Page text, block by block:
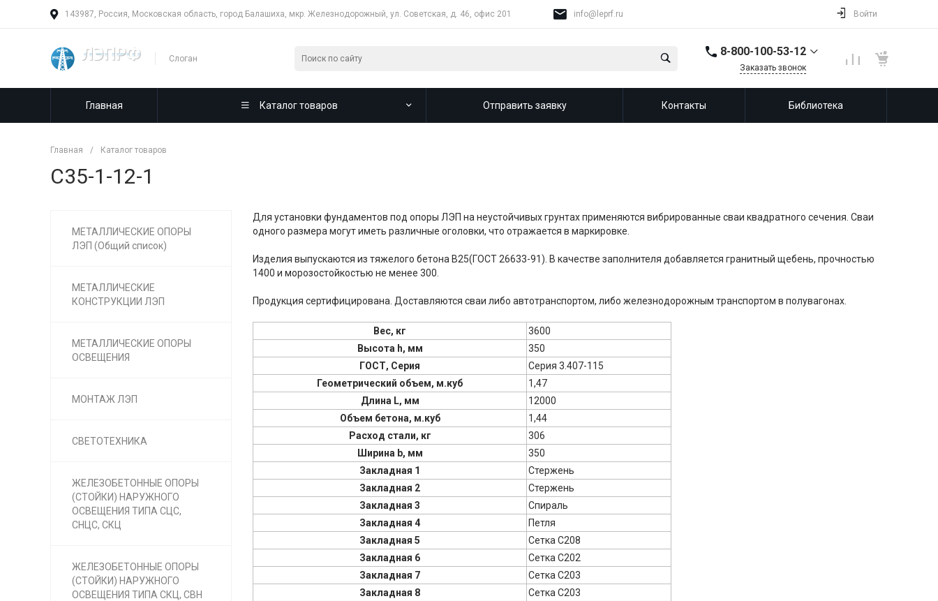
143987, Россия, Московская область, город Балашиха, мкр. Железнодорожный, ул. Советская, д. 46, офис 201 info@leprf.ru Войти
Слоган
8-800-100-53-12
Заказать звонок
Главная Каталог товаров Отправить заявку Контакты Библиотека
Главная / Каталог товаров
С35-1-12-1
МЕТАЛЛИЧЕСКИЕ ОПОРЫ
ЛЭП (Общий список)
МЕТАЛЛИЧЕСКИЕ
КОНСТРУКЦИИ ЛЭП
МЕТАЛЛИЧЕСКИЕ ОПОРЫ
ОСВЕЩЕНИЯ
МОНТАЖ ЛЭП
СВЕТОТЕХНИКА
ЖЕЛЕЗОБЕТОННЫЕ ОПОРЫ
(СТОЙКИ) НАРУЖНОГО
ОСВЕЩЕНИЯ ТИПА СЦС,
СНЦС, СКЦ
ЖЕЛЕЗОБЕТОННЫЕ ОПОРЫ
(СТОЙКИ) НАРУЖНОГО
ОСВЕЩЕНИЯ ТИПА СКЦ, СВН
Для установки фундаментов под опоры ЛЭП на неустойчивых грунтах применяются вибрированные сваи квадратного сечения. Сваи
одного размера могут иметь различные оголовки, что отражается в маркировке.
Изделия выпускаются из тяжелого бетона В25(ГОСТ 26633-91). В качестве заполнителя добавляется гранитный щебень, прочностью
1400 и морозостойкостью не менее 300.
Продукция сертифицирована. Доставляются сваи либо автотранспортом, либо железнодорожным транспортом в полувагонах.
Вес, кг
3600
Высота h, мм
350
ГОСТ, Серия
Серия 3.407-115
Геометрический объем, м.куб
1,47
Длина L, мм
12000
Объем бетона, м.куб
1,44
Расход стали, кг
306
Ширина b, мм
350
Закладная 1
Стержень
Закладная 2
Стержень
Закладная 3
Спираль
Закладная 4
Петля
Закладная 5
Сетка С208
Закладная 6
Сетка С202
Закладная 7
Сетка С203
Закладная 8
Сетка С203